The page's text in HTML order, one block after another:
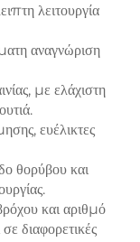
λειτουργία
αναγνώριση
με ελάχιστη
ευέλικτες
θορύβου και
και αριθμό
διαφορετικές